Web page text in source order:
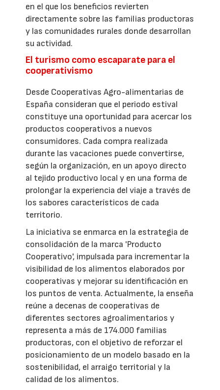
en el que los beneficios revierten
directamente sobre las familias productoras
y las comunidades rurales donde desarrollan
su actividad.
El turismo como escaparate para el
cooperativismo
Desde Cooperativas Agro-alimentarias de
España consideran que el periodo estival
constituye una oportunidad para acercar los
productos cooperativos a nuevos
consumidores. Cada compra realizada
durante las vacaciones puede convertirse,
según la organización, en un apoyo directo
al tejido productivo local y en una forma de
prolongar la experiencia del viaje a través de
los sabores característicos de cada
territorio.
La iniciativa se enmarca en la estrategia de
consolidación de la marca 'Producto
Cooperativo', impulsada para incrementar la
visibilidad de los alimentos elaborados por
cooperativas y mejorar su identificación en
los puntos de venta. Actualmente, la enseña
reúne a decenas de cooperativas de
diferentes sectores agroalimentarios y
representa a más de 174.000 familias
productoras, con el objetivo de reforzar el
posicionamiento de un modelo basado en la
sostenibilidad, el arraigo territorial y la
calidad de los alimentos.